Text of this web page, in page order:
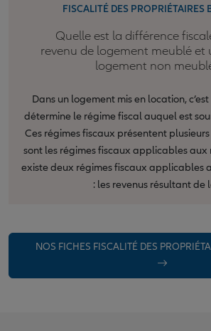
FISCALITÉ DES PROPRIÉTAIRES
Quelle est la différence
revenu de logement meublé et
logement non
Dans un logement mis en location,
détermine le régime fiscal auquel est
Ces régimes fiscaux présentent
sont les régimes fiscaux applicables aux
existe deux régimes fiscaux applicables
: les revenus résultant de
NOS FICHES FISCALITÉ DES